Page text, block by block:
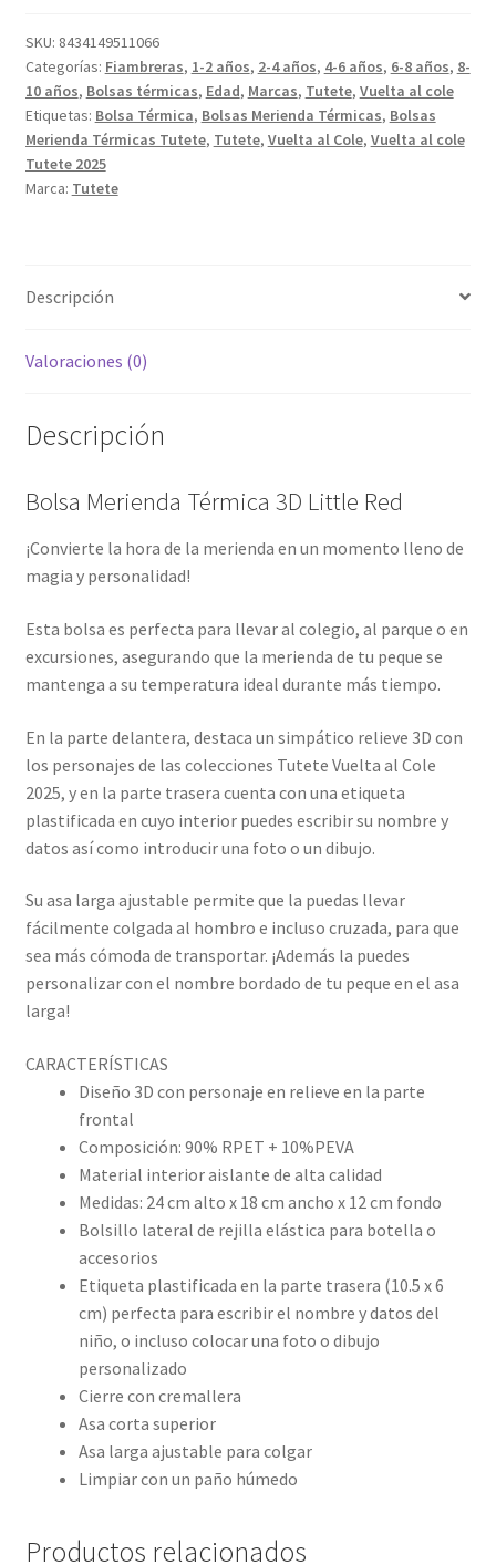
Little
Red
cantidad
SKU: 8434149511066
Categorías: Fiambreras, 1-2 años, 2-4 años, 4-6 años, 6-8 años, 8-
10 años, Bolsas térmicas, Edad, Marcas, Tutete, Vuelta al cole
Etiquetas: Bolsa Térmica, Bolsas Merienda Térmicas, Bolsas
Merienda Térmicas Tutete, Tutete, Vuelta al Cole, Vuelta al cole
Tutete 2025
Marca: Tutete
Descripción
Valoraciones (0)
Descripción
Bolsa Merienda Térmica 3D Little Red
¡Convierte la hora de la merienda en un momento lleno de
magia y personalidad!
Esta bolsa es perfecta para llevar al colegio, al parque o en
excursiones, asegurando que la merienda de tu peque se
mantenga a su temperatura ideal durante más tiempo.
En la parte delantera, destaca un simpático relieve 3D con
los personajes de las colecciones Tutete Vuelta al Cole
2025, y en la parte trasera cuenta con una etiqueta
plastificada en cuyo interior puedes escribir su nombre y
datos así como introducir una foto o un dibujo.
Su asa larga ajustable permite que la puedas llevar
fácilmente colgada al hombro e incluso cruzada, para que
sea más cómoda de transportar. ¡Además la puedes
personalizar con el nombre bordado de tu peque en el asa
larga!
CARACTERÍSTICAS
Diseño 3D con personaje en relieve en la parte
frontal
Composición: 90% RPET + 10%PEVA
Material interior aislante de alta calidad
Medidas: 24 cm alto x 18 cm ancho x 12 cm fondo
Bolsillo lateral de rejilla elástica para botella o
accesorios
Etiqueta plastificada en la parte trasera (10.5 x 6
cm) perfecta para escribir el nombre y datos del
niño, o incluso colocar una foto o dibujo
personalizado
Cierre con cremallera
Asa corta superior
Asa larga ajustable para colgar
Limpiar con un paño húmedo
Productos relacionados